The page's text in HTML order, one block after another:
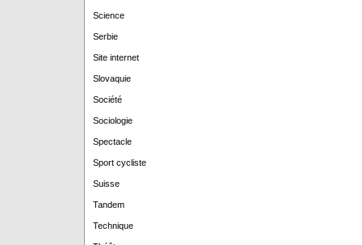
Science
Serbie
Site internet
Slovaquie
Société
Sociologie
Spectacle
Sport cycliste
Suisse
Tandem
Technique